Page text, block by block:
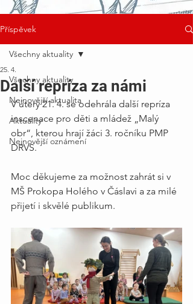
Příspěvek
Všechny aktuality
Nejnovější aktualita
Aktuality
Nejnovější oznámení
Všechny aktuality
Další repríza za námi
25. 4.
V úterý 21. 4. se odehrála další repríza
inscenace pro děti a mládež „Malý
obr“, kterou hrají žáci 3. ročníku PMP
DRVS.
Moc děkujeme za možnost zahrát si v
MŠ Prokopa Holého v Čáslavi a za milé
přijetí i skvělé publikum.